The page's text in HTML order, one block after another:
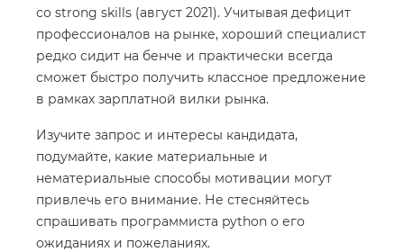
со strong skills (август 2021). Учитывая дефицит
профессионалов на рынке, хороший специалист
редко сидит на бенче и практически всегда
сможет быстро получить классное предложение
в рамках зарплатной вилки рынка.
Изучите запрос и интересы кандидата,
подумайте, какие материальные и
нематериальные способы мотивации могут
привлечь его внимание. Не стесняйтесь
спрашивать программиста python о его
ожиданиях и пожеланиях.